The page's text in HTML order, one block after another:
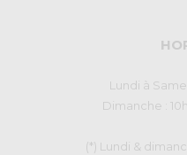
Lundi à
Dimanche :
(*) Lundi &